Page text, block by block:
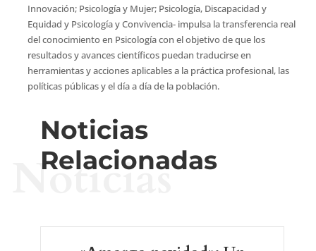
Innovación; Psicología y Mujer; Psicología, Discapacidad y
Equidad y Psicología y Convivencia- impulsa la transferencia real
del conocimiento en Psicología con el objetivo de que los
resultados y avances científicos puedan traducirse en
herramientas y acciones aplicables a la práctica profesional, las
políticas públicas y el día a día de la población.
Noticias
Relacionadas
Noticias